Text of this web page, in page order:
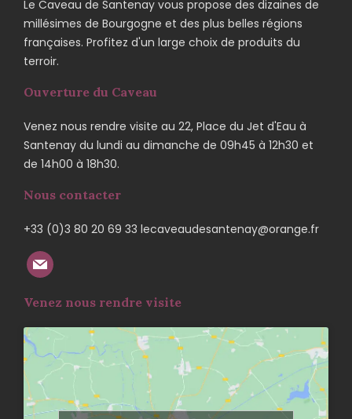
Le Caveau de Santenay vous propose des dizaines de
millésimes de Bourgogne et des plus belles régions
françaises. Profitez d'un large choix de produits du
terroir.
Ouverture du Caveau
Venez nous rendre visite au 22, Place du Jet d'Eau à
Santenay du lundi au dimanche de 09h45 à 12h30 et
de 14h00 à 18h30.
Nous contacter
+33 (0)3 80 20 69 33 lecaveaudesantenay@orange.fr
Venez nous rendre visite